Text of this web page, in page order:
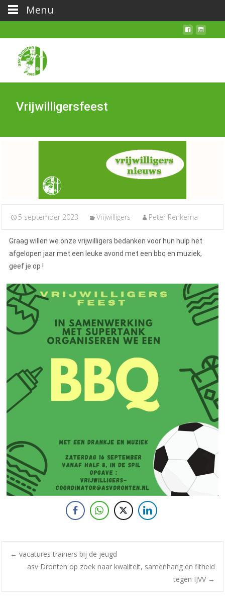
Vrijwilligersfeest
5 september 2023 Vrijwilligers Peter Renkema
Graag willen we onze vrijwilligers bedanken voor hun hulp het
afgelopen jaar met een leuke avond met een bbq en muziek,
geef je op !
← vacatures trainers bij de jeugd
asv Dronten op zoek naar kwaliteit, samenhang en fitheid
tegen IJVV →
Menu